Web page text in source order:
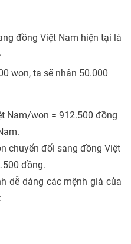
đồng Việt Nam hiện tại là
won, ta sẽ nhân 50.000
Nam/won = 912.500 đồng
chuyển đổi sang đồng Việt
đồng.
dễ dàng các mệnh giá của